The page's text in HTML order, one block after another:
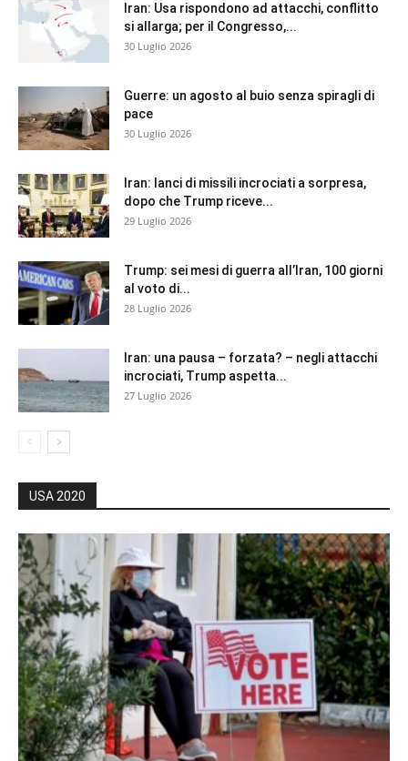
Iran: Usa rispondono ad attacchi, conflitto
si allarga; per il Congresso,...
30 Luglio 2026
Guerre: un agosto al buio senza spiragli di
pace
30 Luglio 2026
Iran: lanci di missili incrociati a sorpresa,
dopo che Trump riceve...
29 Luglio 2026
Trump: sei mesi di guerra all’Iran, 100 giorni
al voto di...
28 Luglio 2026
Iran: una pausa – forzata? – negli attacchi
incrociati, Trump aspetta...
27 Luglio 2026
USA 2020